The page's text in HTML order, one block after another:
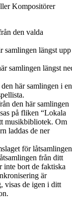
Kompositörer
den valda
samlingen längst
samlingen längst
här samlingen i en
den här samlingen
på fliken “Lokala
musikbibliotek. Om
laddas de ner
för
från ditt
inte bort de faktiska
är
visas de igen i ditt